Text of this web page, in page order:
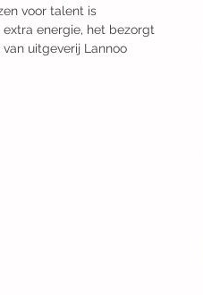
voor talent is
energie, het bezorgt
uitgeverij Lannoo